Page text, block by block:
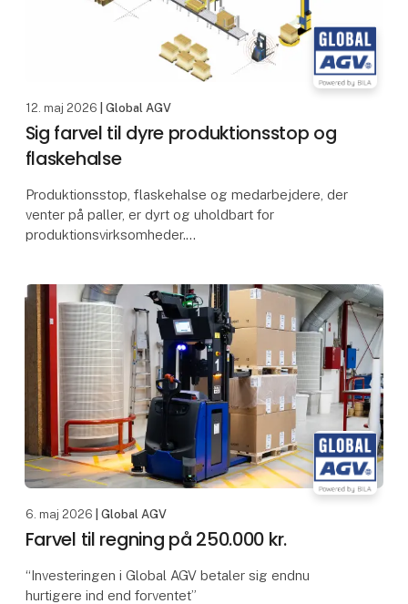
12. maj 2026 | Global AGV
Sig farvel til dyre produktionsstop og
flaskehalse
Produktionsstop, flaskehalse og medarbejdere, der
venter på paller, er dyrt og uholdbart for
produktionsvirksomheder.
intutitiv stand-alone logistikl
6. maj 2026 | Global AGV
Farvel til regning på 250.000 kr.
“Investeringen i Global AGV betaler sig endnu
hurtigere ind end forventet”